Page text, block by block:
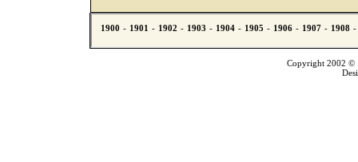
Copyright 2002 ©